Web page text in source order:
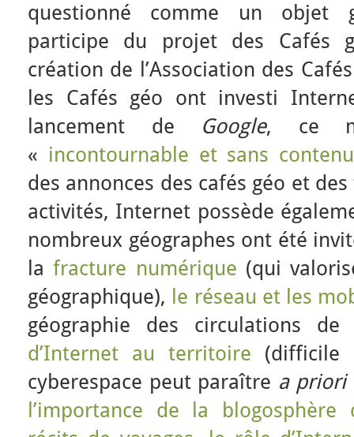
questionné comme un objet
participe du projet des Cafés
création de l’Association des
les Cafés géo ont investi
lancement de Google, ce
« incontournable et sans
des annonces des cafés géo et
activités, Internet possède
nombreux géographes ont été
lafracture numérique (qui
géographique), le réseau et les
géographie des circulations
d’Internet au territoire (difficile
cyberespace peut paraître a priori
l’importance de la